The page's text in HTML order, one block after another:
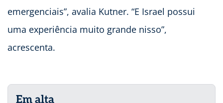
emergenciais”, avalia Kutner. “E Israel possui
uma experiência muito grande nisso”,
acrescenta.
Em alta